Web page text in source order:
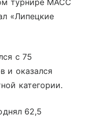
турнире МАСС
«Липецкие
с 75
и оказался
категории.
62,5